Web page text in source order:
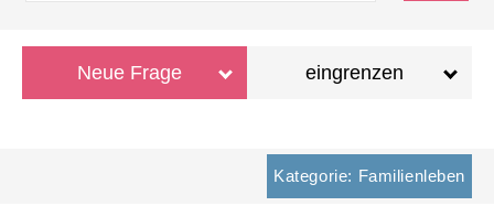
Neue Frage eingrenzen
Kategorie: Familienleben